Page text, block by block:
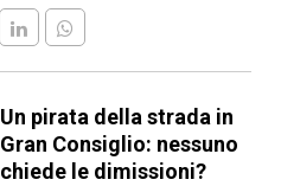
Un pirata della strada in
Gran Consiglio: nessuno
chiede le dimissioni?